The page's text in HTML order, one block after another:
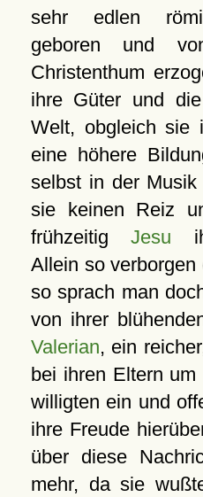
sehr edlen
geboren und
Christenthum
ihre Güter und
Welt, obgleich sie
eine höhere
selbst in der
sie keinen Reiz
frühzeitigJesu
Allein so
so sprach man
von ihrer
Valerian, ein
bei ihren Eltern
willigten ein und
ihre Freude
über diese
mehr, da sie